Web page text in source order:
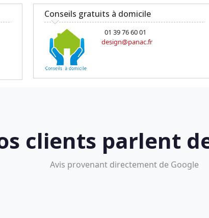
Conseils gratuits à domicile
01 39 76 60 01
design@panac.fr
clients parlent
Avis provenant directement de Google